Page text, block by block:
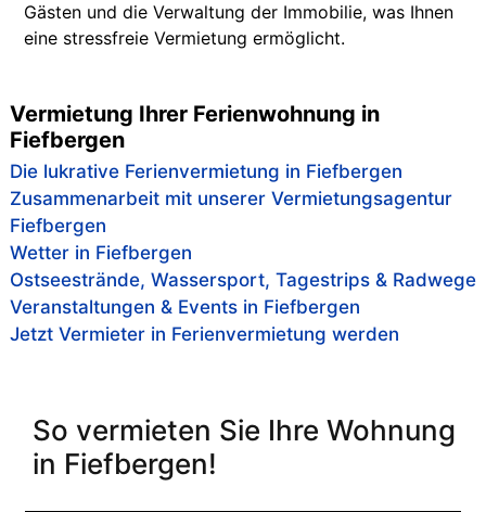
Gästen und die Verwaltung der Immobilie, was Ihnen
eine stressfreie Vermietung ermöglicht.
Vermietung Ihrer Ferienwohnung in
Fiefbergen
Die lukrative Ferienvermietung in Fiefbergen
Zusammenarbeit mit unserer Vermietungsagentur
Fiefbergen
Wetter in Fiefbergen
Ostseestrände, Wassersport, Tagestrips & Radwege
Veranstaltungen & Events in Fiefbergen
Jetzt Vermieter in Ferienvermietung werden
So vermieten Sie Ihre Wohnung
in Fiefbergen!